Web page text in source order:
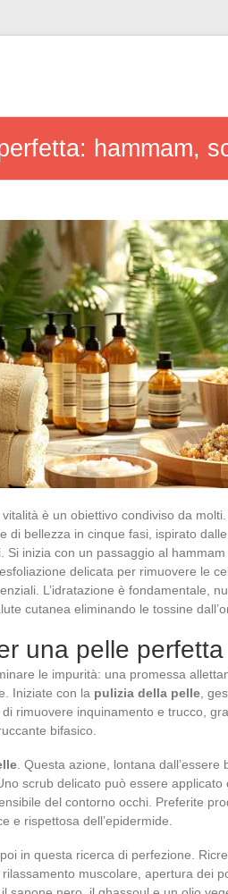
hammam,
è un obiettivo condiviso da
di bellezza in cinque fasi, ispirato
inizia con un passaggio al
delicata per rimuovere le
L’idratazione è fondamentale,
cutanea eliminando le tossine
una pelle perfetta
le impurità: una promessa
Iniziate con la pulizia della pelle ,
rimuovere inquinamento e trucco,
bifasico.
. Questa azione, lontana
scrub delicato può essere applicato
del contorno occhi. Preferite
e rispettosa dell’epidermide.
in questa ricerca di perfezione.
muscolare, apertura dei